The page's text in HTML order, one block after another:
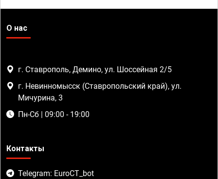
О нас
г. Ставрополь, Демино, ул. Шоссейная 2/5
г. Невинномысск (Ставропольский край), ул.
Мичурина, 3
Пн-Сб | 09:00 - 19:00
Контакты
Telegram: EuroCT_bot